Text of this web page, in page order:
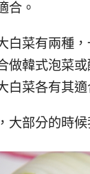
合。
白菜有兩種
做韓式泡菜
白菜各有其適
大部分的時